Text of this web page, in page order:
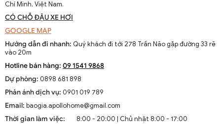
Chí Minh, Việt Nam.
CÓ CHỖ ĐẬU XE HƠI
GOOGLE MAP
Hướng dẫn đi nhanh: Quý khách đi tới 278 Trần Não gặp đường 33 rẽ
vào 20m
Hotline bán hàng: 09 1541 9868
Dự phòng: 0898 681 898
Phản ánh dịch vụ: 0901 019 789
Email: baogia.apollohome@gmail.com
Thời gian làm việc:
8:00 - 20:00 | Chủ nhật 8:00 - 17:00